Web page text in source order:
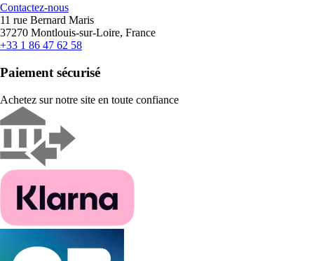
Contactez-nous
11 rue Bernard Maris
37270 Montlouis-sur-Loire, France
+33 1 86 47 62 58
Paiement sécurisé
Achetez sur notre site en toute confiance